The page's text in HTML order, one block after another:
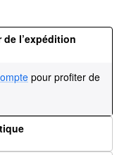
l’expédition
pour profiter de